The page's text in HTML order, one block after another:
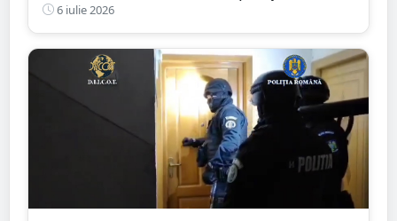
intervenția de la Dumbrava
6 iulie 2026